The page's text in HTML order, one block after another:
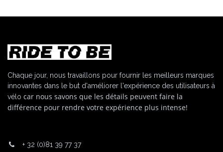
Chaque jour, nous travaillons pour fournir les meilleurs marques
innovantes dans le but d'améliorer l'expérience des utilisateurs à
vélo car nous savons que les détails peuvent faire la
différence pour rendre votre expérience plus intense!
+ 32 (0)81 39 77 37